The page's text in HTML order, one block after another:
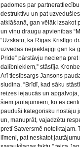
padomes par
destruktīvu un pat
atklāšanā, gan vēlāk izsakot
un viņu draugu apvienības
“Uzskatu, ka Rīgas Kristīgo
uzvedās nepieklājīgi gan kā
Pride” pārstāvju necieņa
dalībniekiem,” stāstīja
Arī tiesībsargs Jansons
sludina. “Brīdī, kad sāku
reizes iejaucās un
šiem jautājumiem, ko es
pauduši kategorisku nostāju
un, manuprāt, vajadzētu
pretī Satversmē noteiktajam.
līmeni, pat neskatot